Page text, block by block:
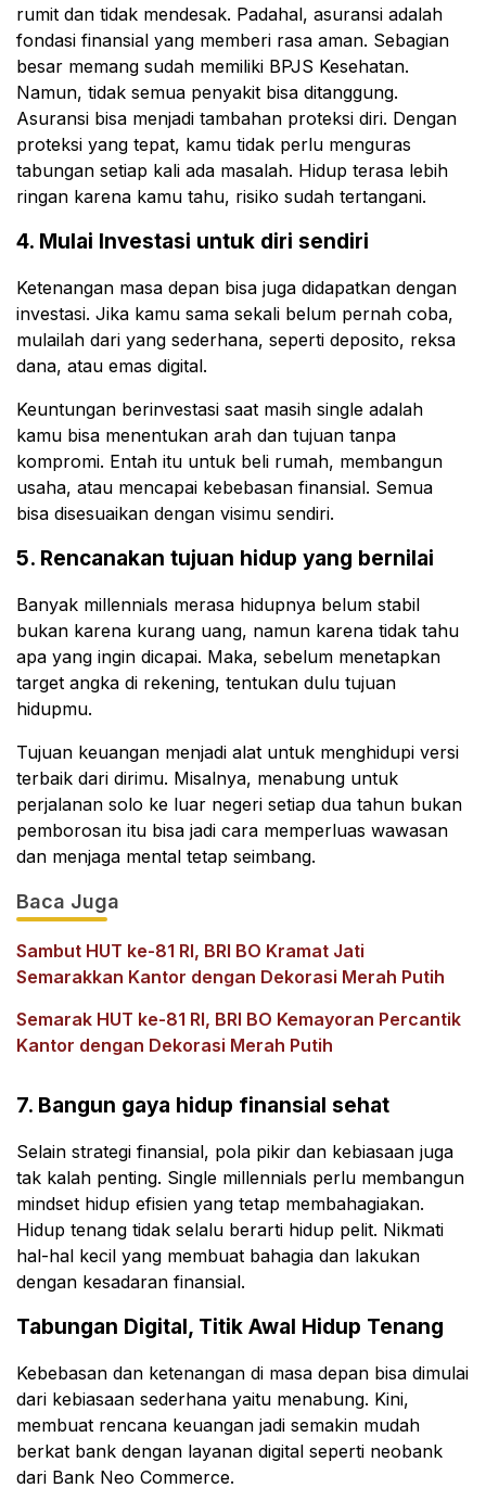
rumit dan tidak mendesak. Padahal, asuransi adalah
fondasi finansial yang memberi rasa aman. Sebagian
besar memang sudah memiliki BPJS Kesehatan.
Namun, tidak semua penyakit bisa ditanggung.
Asuransi bisa menjadi tambahan proteksi diri. Dengan
proteksi yang tepat, kamu tidak perlu menguras
tabungan setiap kali ada masalah. Hidup terasa lebih
ringan karena kamu tahu, risiko sudah tertangani.
4. Mulai Investasi untuk diri sendiri
Ketenangan masa depan bisa juga didapatkan dengan
investasi. Jika kamu sama sekali belum pernah coba,
mulailah dari yang sederhana, seperti deposito, reksa
dana, atau emas digital.
Keuntungan berinvestasi saat masih single adalah
kamu bisa menentukan arah dan tujuan tanpa
kompromi. Entah itu untuk beli rumah, membangun
usaha, atau mencapai kebebasan finansial. Semua
bisa disesuaikan dengan visimu sendiri.
5. Rencanakan tujuan hidup yang bernilai
Banyak millennials merasa hidupnya belum stabil
bukan karena kurang uang, namun karena tidak tahu
apa yang ingin dicapai. Maka, sebelum menetapkan
target angka di rekening, tentukan dulu tujuan
hidupmu.
Tujuan keuangan menjadi alat untuk menghidupi versi
terbaik dari dirimu. Misalnya, menabung untuk
perjalanan solo ke luar negeri setiap dua tahun bukan
pemborosan itu bisa jadi cara memperluas wawasan
dan menjaga mental tetap seimbang.
Baca Juga
Sambut HUT ke-81 RI, BRI BO Kramat Jati
Semarakkan Kantor dengan Dekorasi Merah Putih
Semarak HUT ke-81 RI, BRI BO Kemayoran Percantik
Kantor dengan Dekorasi Merah Putih
7. Bangun gaya hidup finansial sehat
Selain strategi finansial, pola pikir dan kebiasaan juga
tak kalah penting. Single millennials perlu membangun
mindset hidup efisien yang tetap membahagiakan.
Hidup tenang tidak selalu berarti hidup pelit. Nikmati
hal-hal kecil yang membuat bahagia dan lakukan
dengan kesadaran finansial.
Tabungan Digital, Titik Awal Hidup Tenang
Kebebasan dan ketenangan di masa depan bisa dimulai
dari kebiasaan sederhana yaitu menabung. Kini,
membuat rencana keuangan jadi semakin mudah
berkat bank dengan layanan digital seperti neobank
dari Bank Neo Commerce.